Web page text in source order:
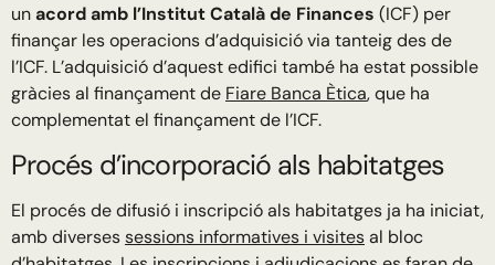
unacord amb l’Institut Català de Finances (ICF) per
finançar les operacions d’adquisició via tanteig des de
l’ICF. L’adquisició d’aquest edifici també ha estat possible
gràcies al finançament de Fiare Banca Ètica, que ha
complementat el finançament de l’ICF.
Procés d’incorporació als habitatges
El procés de difusió i inscripció als habitatges ja ha iniciat,
amb diversessessions informatives i visitesal bloc